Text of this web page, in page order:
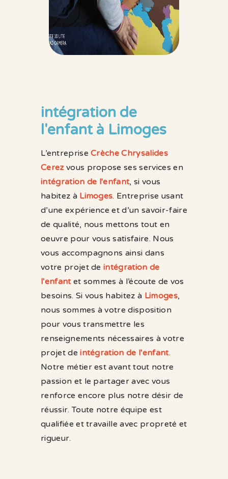
intégration de
l'enfant à Limoges
L’entrepriseCrèche Chrysalides
Cerezvous propose ses services en
intégration de l'enfant, si vous
habitez à Limoges. Entreprise usant
d’une expérience et d’un savoir-faire
de qualité, nous mettons tout en
oeuvre pour vous satisfaire. Nous
vous accompagnons ainsi dans
votre projet deintégration de
l'enfantet sommes à l’écoute de vos
besoins. Si vous habitez à Limoges,
nous sommes à votre disposition
pour vous transmettre les
renseignements nécessaires à votre
projet deintégration de l'enfant.
Notre métier est avant tout notre
passion et le partager avec vous
renforce encore plus notre désir de
réussir. Toute notre équipe est
qualifiée et travaille avec propreté et
rigueur.